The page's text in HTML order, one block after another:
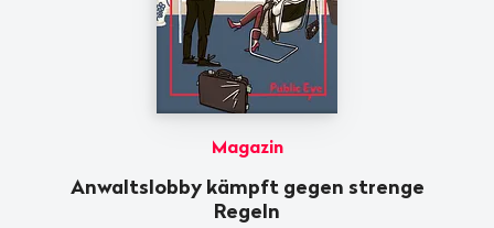
Magazin
Anwaltslobby kämpft gegen strenge
Regeln